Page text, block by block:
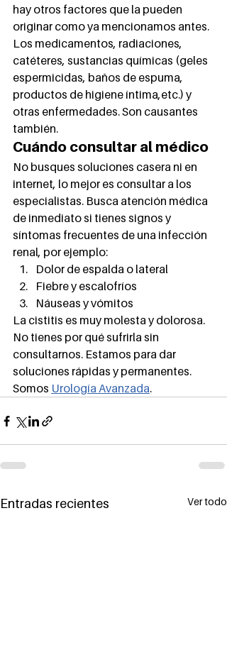
hay otros factores que la pueden
originar como ya mencionamos antes.
Los medicamentos, radiaciones,
catéteres, sustancias químicas (geles
espermicidas, baños de espuma,
productos de higiene íntima,etc.) y
otras enfermedades. Son causantes
también.
Cuándo consultar al médico
No busques soluciones casera ni en
internet, lo mejor es consultar a los
especialistas. Busca atención médica
de inmediato si tienes signos y
síntomas frecuentes de una infección
renal, por ejemplo:
Dolor de espalda o lateral
Fiebre y escalofríos
Náuseas y vómitos
La cistitis es muy molesta y dolorosa.
No tienes por qué sufrirla sin
consultarnos. Estamos para dar
soluciones rápidas y permanentes.
Somos Urología Avanzada.
Entradas recientes Ver todo